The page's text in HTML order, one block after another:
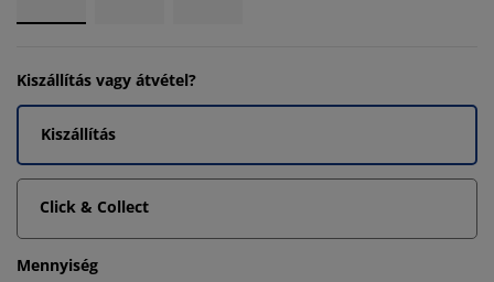
Kiszállítás vagy átvétel?
Kiszállítás
Click & Collect
Mennyiség